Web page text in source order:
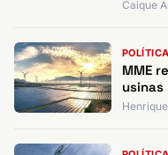
Caique
MME